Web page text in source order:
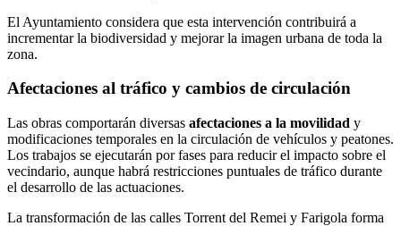
El Ayuntamiento considera que esta intervención contribuirá a
incrementar la biodiversidad y mejorar la imagen urbana de toda la
zona.
Afectaciones al tráfico y cambios de circulación
Las obras comportarán diversas afectaciones a la movilidad y
modificaciones temporales en la circulación de vehículos y peatones.
Los trabajos se ejecutarán por fases para reducir el impacto sobre el
vecindario, aunque habrá restricciones puntuales de tráfico durante
el desarrollo de las actuaciones.
La transformación de las calles Torrent del Remei y Farigola forma